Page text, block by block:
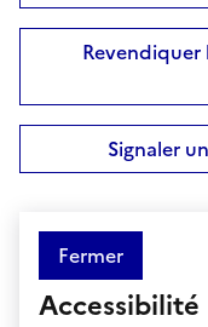
Signaler
Fermer
Accessibilité